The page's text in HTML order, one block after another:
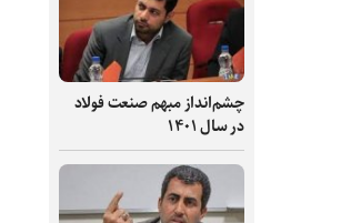
چشم‌انداز مبهم صنعت فولاد
در سال ۱۴۰۱